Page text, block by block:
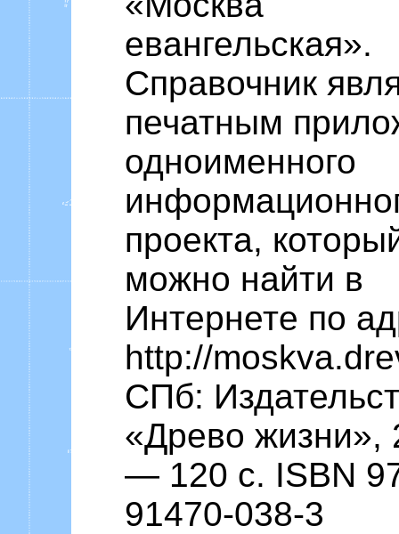
евангельская».
Справочник
печатным
одноименного
проекта,
можно найти в
Интернете по
http://
СПб:
«Древо жизни»,
— 120 с. ISBN
91470-038-3